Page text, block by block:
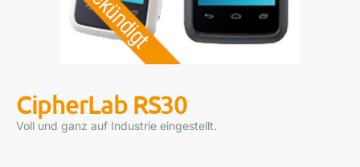
CipherLab RS30
Voll und ganz auf Industrie eingestellt.